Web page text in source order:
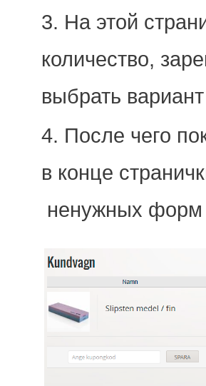
На этой
количество,
выбрать
После чего
в конце
ненужных форм